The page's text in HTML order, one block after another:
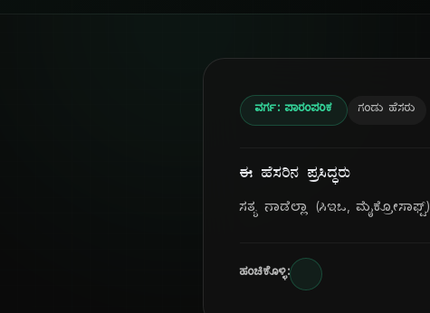
ವರ್ಗ: ಪಾರಂಪರಿಕ ಗಂಡು ಹೆಸರು
ಈ ಹೆಸರಿನ ಪ್ರಸಿದ್ಧರು
ಸತ್ಯ ನಾಡೆಲ್ಲಾ (ಸಿಇಒ, ಮೈಕ್ರೋಸಾಫ್ಟ್)
ಹಂಚಿಕೊಳ್ಳಿ: